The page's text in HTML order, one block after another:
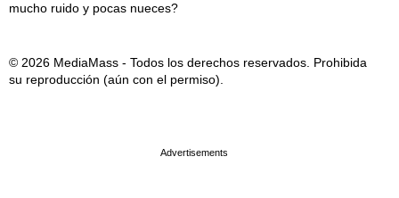
mucho ruido y pocas nueces?
© 2026 MediaMass - Todos los derechos reservados. Prohibida
su reproducción (aún con el permiso).